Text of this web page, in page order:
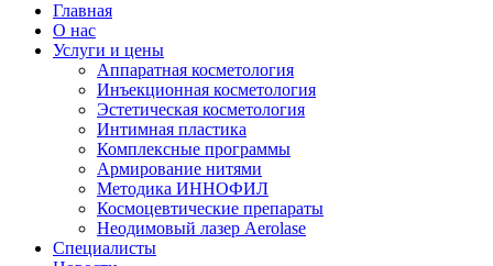
Главная
О нас
Услуги и цены
Аппаратная косметология
Инъекционная косметология
Эстетическая косметология
Интимная пластика
Комплексные программы
Армирование нитями
Методика ИННОФИЛ
Космоцевтические препараты
Неодимовый лазер Aerolase
Специалисты